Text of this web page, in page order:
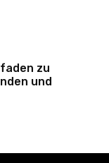
zu
und